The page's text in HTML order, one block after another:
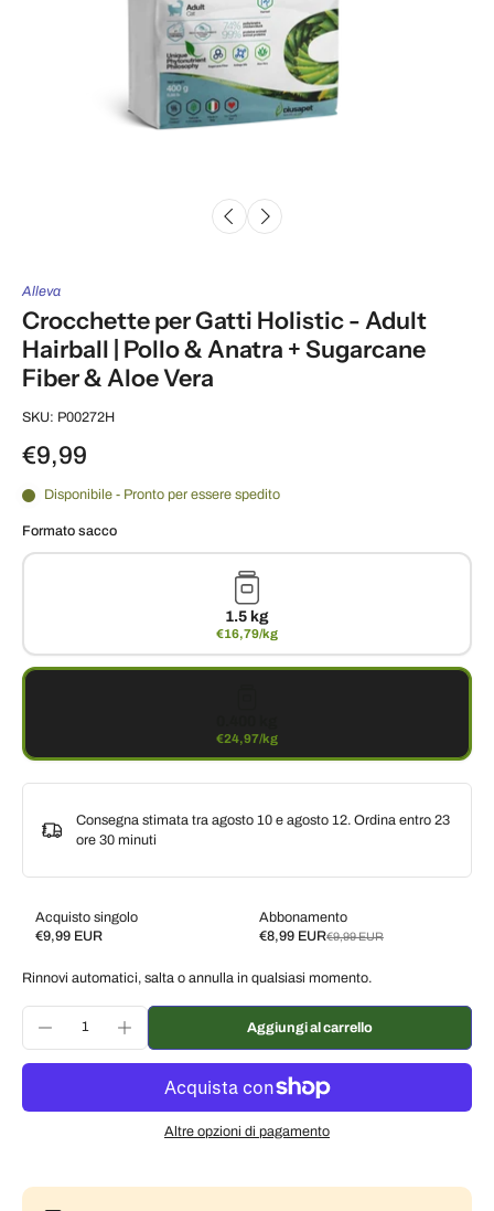
Alleva
Crocchette per Gatti Holistic - Adult
Hairball | Pollo & Anatra + Sugarcane
Fiber & Aloe Vera
SKU: P00272H
€9,99
Disponibile - Pronto per essere spedito
Formato sacco
1.5 kg
€16,79/kg
€24,97/kg
Consegna stimata tra agosto 10 e agosto 12. Ordina entro 23
ore 30 minuti
Acquisto singolo
€9,99 EUR
Abbonamento
€8,99 EUR€9,99 EUR
Subscribe and save
Consegna ogni 3 settimane, 7% di sconto
Consegna ogni mese, 5% di sconto
€9,49 EUR
Rinnovi automatici, salta o annulla in qualsiasi momento.
Aggiungi al carrello
Altre opzioni di pagamento